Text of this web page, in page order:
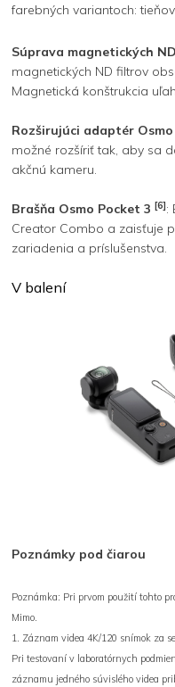
farebných variantoch:
Súprava magnetických
magnetických ND filtrov
Magnetická konštrukcia
Rozširujúci adaptér
možné rozšíriť tak, aby sa
akčnú kameru.
Brašňa Osmo Pocket 3 [6]:
Creator Combo a zaisťuje
zariadenia a príslušenstva.
V balení
Poznámky pod čiarou
Poznámka: Pri prvom použití tohto
Mimo.
1. Záznam videa 4K/120 snímok za
Pri testovaní v laboratórnych
záznamu jedného súvislého videa